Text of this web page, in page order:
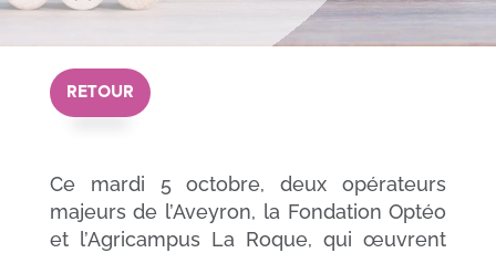
RETOUR
Ce mardi 5 octobre, deux opérateurs
majeurs de l’Aveyron, la Fondation Optéo
et l’Agricampus La Roque, qui œuvrent